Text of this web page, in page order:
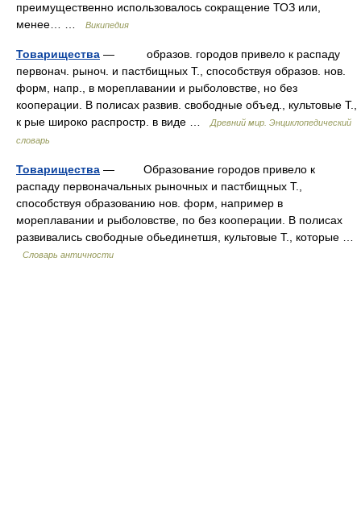
преимущественно использовалось сокращение ТОЗ или,
менее… …
Википедия
Товарищества — образов. городов привело к распаду
первонач. рыноч. и пастбищных Т., способствуя образов. нов.
форм, напр., в мореплавании и рыболовстве, но без
кооперации. В полисах развив. свободные объед., культовые Т.,
к рые широко распростр. в виде …
Древний мир. Энциклопедический
словарь
Товарищества — Образование городов привело к
распаду первоначальных рыночных и пастбищных Т.,
способствуя образованию нов. форм, например в
мореплавании и рыболовстве, по без кооперации. В полисах
развивались свободные обьединетшя, культовые Т., которые …
Словарь античности